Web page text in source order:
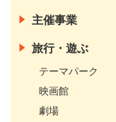
主催事業
旅行・遊ぶ
テーマパーク
映画館
劇場